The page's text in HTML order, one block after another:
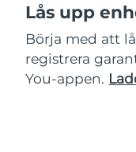
Lås upp
Börja med att
registrera
You-appen.